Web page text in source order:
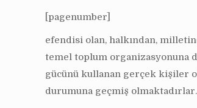
[pagenumber]
efendisi olan, halkından,
temel toplum organizasyonuna
gücünü kullanan gerçek kişiler
durumuna geçmiş olmaktadırlar.